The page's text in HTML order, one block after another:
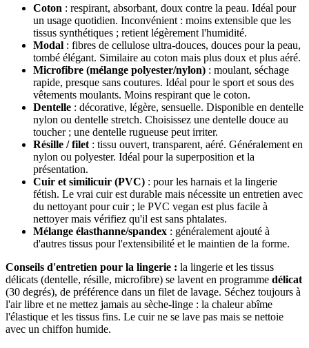
Coton : respirant, absorbant, doux contre la peau. Idéal pour
un usage quotidien. Inconvénient : moins extensible que les
tissus synthétiques ; retient légèrement l'humidité.
Modal : fibres de cellulose ultra-douces, douces pour la peau,
tombé élégant. Similaire au coton mais plus doux et plus aéré.
Microfibre (mélange polyester/nylon) : moulant, séchage
rapide, presque sans coutures. Idéal pour le sport et sous des
vêtements moulants. Moins respirant que le coton.
Dentelle : décorative, légère, sensuelle. Disponible en dentelle
nylon ou dentelle stretch. Choisissez une dentelle douce au
toucher ; une dentelle rugueuse peut irriter.
Résille / filet : tissu ouvert, transparent, aéré. Généralement en
nylon ou polyester. Idéal pour la superposition et la
présentation.
Cuir et similicuir (PVC) : pour les harnais et la lingerie
fétish. Le vrai cuir est durable mais nécessite un entretien avec
du nettoyant pour cuir ; le PVC vegan est plus facile à
nettoyer mais vérifiez qu'il est sans phtalates.
Mélange élasthanne/spandex : généralement ajouté à
d'autres tissus pour l'extensibilité et le maintien de la forme.
Conseils d'entretien pour la lingerie : la lingerie et les tissus
délicats (dentelle, résille, microfibre) se lavent en programme délicat
(30 degrés), de préférence dans un filet de lavage. Séchez toujours à
l'air libre et ne mettez jamais au sèche-linge : la chaleur abîme
l'élastique et les tissus fins. Le cuir ne se lave pas mais se nettoie
avec un chiffon humide.